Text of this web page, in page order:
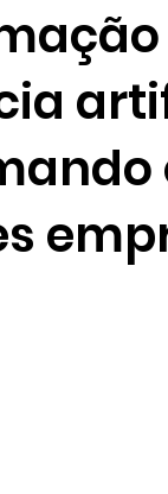
Marketing Digital e